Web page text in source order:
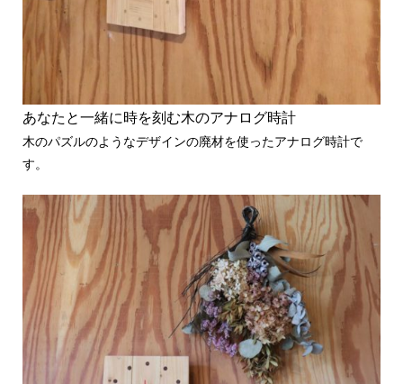
あなたと一緒に時を刻む木のアナログ時計
木のパズルのようなデザインの廃材を使ったアナログ時計で
す。